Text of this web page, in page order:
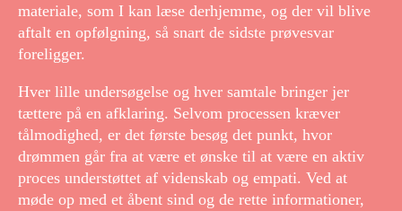
materiale, som I kan læse derhjemme, og der vil blive
aftalt en opfølgning, så snart de sidste prøvesvar
foreligger.
Hver lille undersøgelse og hver samtale bringer jer
tættere på en afklaring. Selvom processen kræver
tålmodighed, er det første besøg det punkt, hvor
drømmen går fra at være et ønske til at være en aktiv
proces understøttet af videnskab og empati. Ved at
møde op med et åbent sind og de rette informationer,